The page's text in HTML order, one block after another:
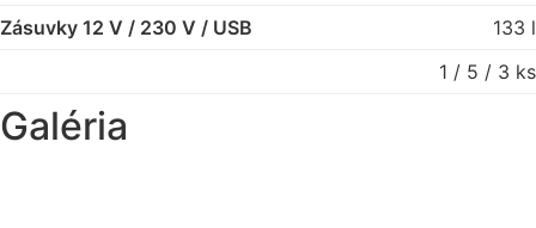
Zásuvky 12 V / 230 V / USB
133 l
1 / 5 / 3 ks
Galéria